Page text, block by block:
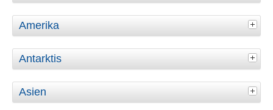
Amerika
Antarktis
Asien